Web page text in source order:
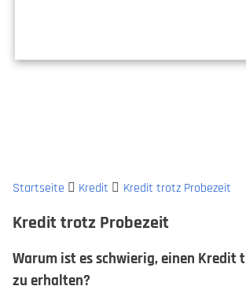
Startseite Kredit Kredit trotz Probezeit
Kredit trotz Probezeit
Warum ist es schwierig, einen Kredit
zu erhalten?